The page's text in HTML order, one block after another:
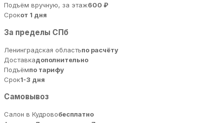
Подъём вручную, за этаж600 ₽
Срокот 1 дня
За пределы СПб
Ленинградская областьпо расчёту
Доставкадополнительно
Подъёмпо тарифу
Срок1-3 дня
Самовывоз
Салон в Кудровобесплатно